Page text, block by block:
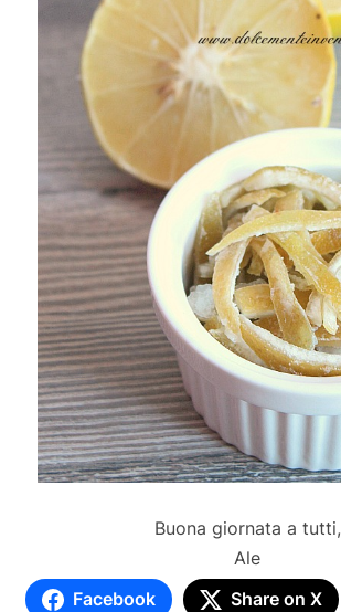
Buona giornata a tutti,
Ale
Facebook
Share on X